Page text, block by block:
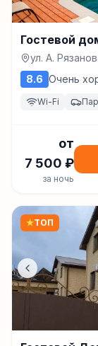
Гостевой
ул. А.
8.6 Очень
Wi-Fi
от
7 500 ₽
за ночь
★ТОП